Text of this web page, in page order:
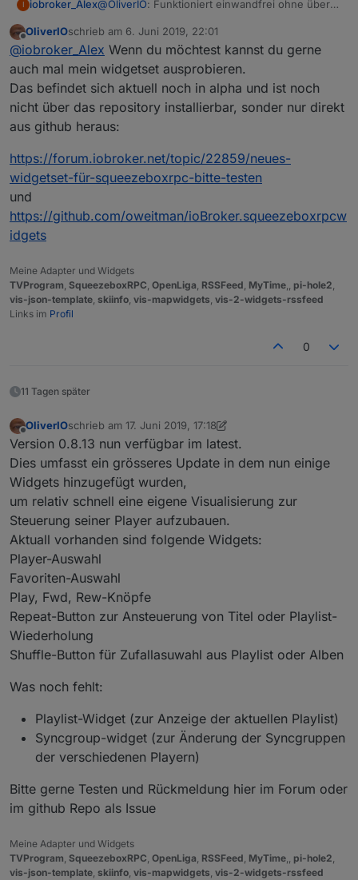
I iobroker_Alex@OliverIO: Funktioniert einwandfrei ohne über
Da du nach einer Wunschliste fragst:
Ich bin aktuell noch "Anti-Alexa" würde aber
gerne eine einseitige Kommunikation erlauben.
Beispiel: Es klingelt. => LMS-Player spielen eine
ausgewählte MP3 ab und danach wieder die
vorherige Playlist an der selben Stelle. => Das als
Feature wäre schon cool...
Dann könnte man das noch weiter denken: Der
Sayit-Adapter kann eine .mp3 erstellen. Diese
kann man per Skript auf den Media-Pfad für LMS
kopieren. Diese soll dann wiedergegeben
werden und danach wieder die vorherige
Ich denke alle die LMS nutzen könnten so von
einer Sprachausgabe profitieren.
Vielleicht hast du ja eine Idee das umzusetzen.
Offline
OliverIOschrieb am 6. Juni 2019, 22:01
zuletzt editiert von
@iobroker_Alex Wenn du möchtest kannst du gerne
auch mal mein widgetset ausprobieren.
Das befindet sich aktuell noch in alpha und ist noch
nicht über das repository installierbar, sonder nur direkt
aus github heraus:
https://forum.iobroker.net/topic/22859/neues-
widgetset-für-squeezeboxrpc-bitte-testen
und
https://github.com/oweitman/ioBroker.squeezeboxrpcw
idgets
Meine Adapter und Widgets
TVProgram SqueezeboxRPC OpenLiga RSSFeed MyTime pi-hole2
vis-json-template skiinfo vis-mapwidgets vis-2-widgets-rssfeed
Links im Profil
0
11 Tagen später
Offline
OliverIOschrieb am 17. Juni 2019, 17:18
zuletzt editiert von OliverIO
Version 0.8.13 nun verfügbar im latest.
Dies umfasst ein grösseres Update in dem nun einige
Widgets hinzugefügt wurden,
um relativ schnell eine eigene Visualisierung zur
Steuerung seiner Player aufzubauen.
Aktuall vorhanden sind folgende Widgets:
Player-Auswahl
Favoriten-Auswahl
Play, Fwd, Rew-Knöpfe
Repeat-Button zur Ansteuerung von Titel oder Playlist-
Wiederholung
Shuffle-Button für Zufallasuwahl aus Playlist oder Alben
Was noch fehlt:
Playlist-Widget (zur Anzeige der aktuellen Playlist)
Syncgroup-widget (zur Änderung der Syncgruppen
der verschiedenen Playern)
Bitte gerne Testen und Rückmeldung hier im Forum oder
im github Repo als Issue
Meine Adapter und Widgets
TVProgram, SqueezeboxRPC, OpenLiga, RSSFeed, MyTime,, pi-hole2,
vis-json-template, skiinfo, vis-mapwidgets, vis-2-widgets-rssfeed